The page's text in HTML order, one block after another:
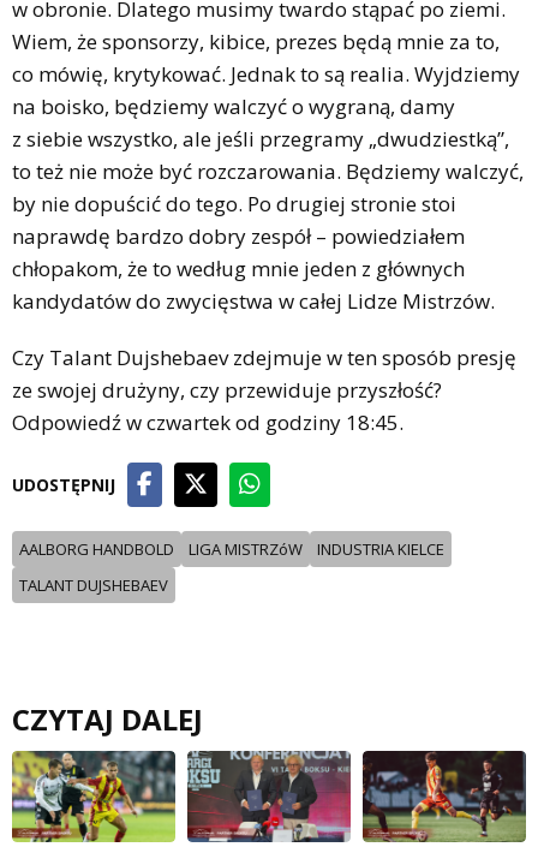
w obronie. Dlatego musimy twardo stąpać po ziemi.
Wiem, że sponsorzy, kibice, prezes będą mnie za to,
co mówię, krytykować. Jednak to są realia. Wyjdziemy
na boisko, będziemy walczyć o wygraną, damy
z siebie wszystko, ale jeśli przegramy „dwudziestką”,
to też nie może być rozczarowania. Będziemy walczyć,
by nie dopuścić do tego. Po drugiej stronie stoi
naprawdę bardzo dobry zespół – powiedziałem
chłopakom, że to według mnie jeden z głównych
kandydatów do zwycięstwa w całej Lidze Mistrzów.
Czy Talant Dujshebaev zdejmuje w ten sposób presję
ze swojej drużyny, czy przewiduje przyszłość?
Odpowiedź w czwartek od godziny 18:45.
UDOSTĘPNIJ
AALBORG HANDBOLD LIGA MISTRZóW
INDUSTRIA KIELCE
TALANT DUJSHEBAEV
CZYTAJ DALEJ